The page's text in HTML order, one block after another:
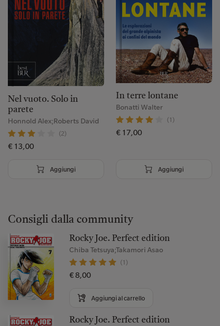
Nel vuoto. Solo in
parete
Honnold Alex;Roberts David
(2)
€ 13,00
Aggiungi
In terre lontane
Bonatti Walter
(1)
€ 17,00
Aggiungi
Consigli dalla community
Rocky Joe. Perfect edition
Chiba Tetsuya;Takamori Asao
(1)
€ 8,00
Aggiungi al carrello
Rocky Joe. Perfect edition